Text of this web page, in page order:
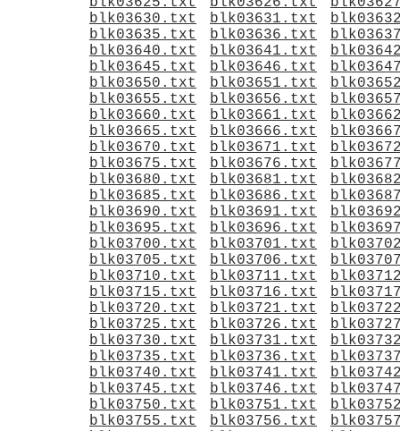
blk03630.txt
blk03631.txt
blk03635.txt
blk03636.txt
blk03640.txt
blk03641.txt
blk03645.txt
blk03646.txt
blk03650.txt
blk03651.txt
blk03655.txt
blk03656.txt
blk03660.txt
blk03661.txt
blk03665.txt
blk03666.txt
blk03670.txt
blk03671.txt
blk03675.txt
blk03676.txt
blk03680.txt
blk03681.txt
blk03685.txt
blk03686.txt
blk03690.txt
blk03691.txt
blk03695.txt
blk03696.txt
blk03700.txt
blk03701.txt
blk03705.txt
blk03706.txt
blk03710.txt
blk03711.txt
blk03715.txt
blk03716.txt
blk03720.txt
blk03721.txt
blk03725.txt
blk03726.txt
blk03730.txt
blk03731.txt
blk03735.txt
blk03736.txt
blk03740.txt
blk03741.txt
blk03745.txt
blk03746.txt
blk03750.txt
blk03751.txt
blk03755.txt
blk03756.txt